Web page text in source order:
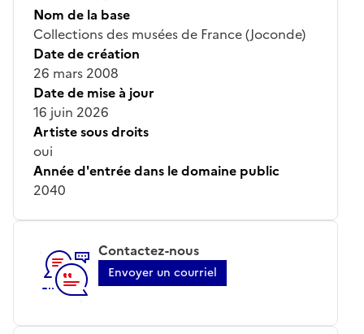
Nom de la base
Collections des musées de France (Joconde)
Date de création
26 mars 2008
Date de mise à jour
16 juin 2026
Artiste sous droits
oui
Année d'entrée dans le domaine public
2040
Contactez-nous
Envoyer un courriel